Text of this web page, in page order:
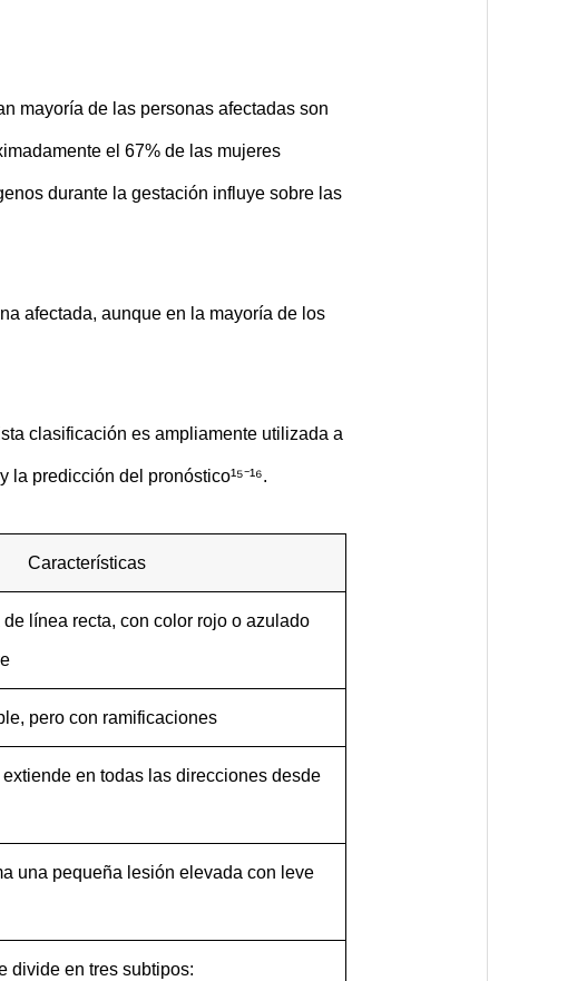
mayoría de las personas afectadas son
el 67% de las mujeres
durante la gestación influye sobre las
afectada, aunque en la mayoría de los
clasificación es ampliamente utilizada a
predicción del pronóstico¹⁵⁻¹⁶.
Características
línea recta, con color rojo o azulado
pero con ramificaciones
en todas las direcciones desde
una pequeña lesión elevada con leve
divide en tres subtipos: